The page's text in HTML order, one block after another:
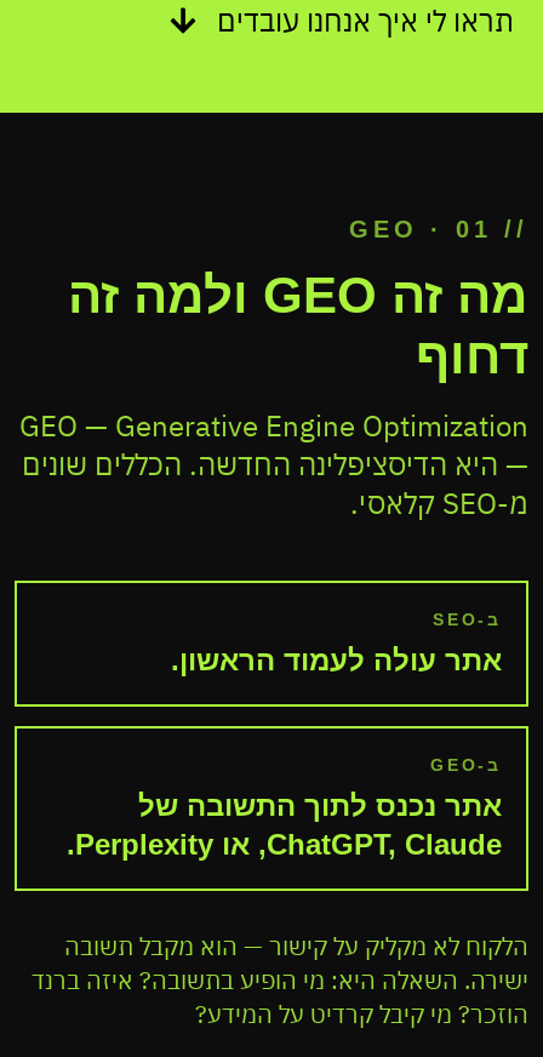
תראו לי איך אנחנו עובדים
OVERVIEW
[YOU] [SRC]
// 01 · GEO
מה זה GEO ולמה זה
דחוף
GEO — Generative Engine Optimization
— היא הדיסציפלינה החדשה. הכללים שונים
מ-SEO קלאסי.
ב-SEO
אתר עולה לעמוד הראשון.
ב-GEO
אתר נכנס לתוך התשובה של
ChatGPT, Claude, או Perplexity.
הלקוח לא מקליק על קישור — הוא מקבל תשובה
ישירה. השאלה היא: מי הופיע בתשובה? איזה ברנד
הוזכר? מי קיבל קרדיט על המידע?